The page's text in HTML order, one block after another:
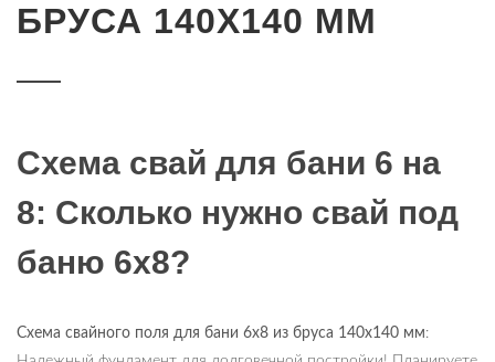
БРУСА 140Х140 ММ
Схема свай для бани 6 на
8: Сколько нужно свай под
баню 6х8?
Схема свайного поля для бани 6х8 из бруса 140х140 мм: